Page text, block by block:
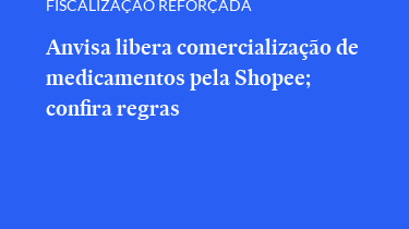
FISCALIZAÇÃO REFORÇADA
Anvisa libera comercialização de
medicamentos pela Shopee;
confira regras